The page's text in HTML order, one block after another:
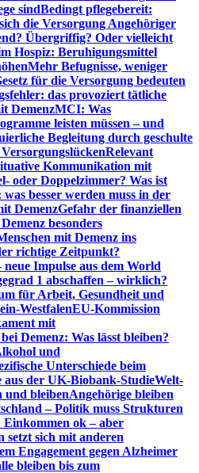
sindBedingt pflegebereit:
die Versorgung Angehöriger
Übergriffig? Oder vielleicht
Hospiz: Beruhigungsmittel
Mehr Befugnisse, weniger
für die Versorgung bedeuten
das provoziert tätliche
DemenzMCI: Was
leisten müssen – und
Begleitung durch geschulte
Relevant
Kommunikation mit
oder Doppelzimmer? Was ist
besser werden muss in der
DemenzGefahr der finanziellen
besonders
mit Demenz ins
richtige Zeitpunkt?
Impulse aus dem World
1 abschaffen – wirklich?
für Arbeit, Gesundheit und
WestfalenEU-Kommission
mit
Demenz: Was lässt bleiben?
und
Unterschiede beim
aus der UK-Biobank-StudieWelt-
und bleibenAngehörige bleiben
– Politik muss Strukturen
Einkommen ok – aber
setzt sich mit anderen
Engagement gegen Alzheimer
bleiben bis zum